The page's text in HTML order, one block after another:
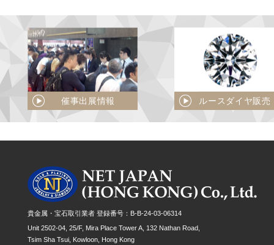
催事出展情報 ルースダイヤ販売
貴金属・宝石取引業者 登録番号：B-B-24-03-06314
Unit 2502-04, 25/F, Mira Place Tower A, 132 Nathan Road,
Tsim Sha Tsui, Kowloon, Hong Kong